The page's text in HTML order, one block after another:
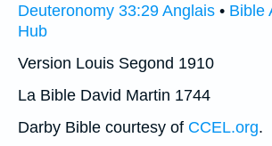
Deuteronomy 33:29 Anglais • Bible
Hub
Version Louis Segond 1910
La Bible David Martin 1744
Darby Bible courtesy of CCEL.org.